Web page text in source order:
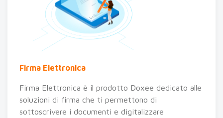
Firma Elettronica
Firma Elettronica è il prodotto Doxee dedicato alle
soluzioni di firma che ti permettono di
sottoscrivere i documenti e digitalizzare